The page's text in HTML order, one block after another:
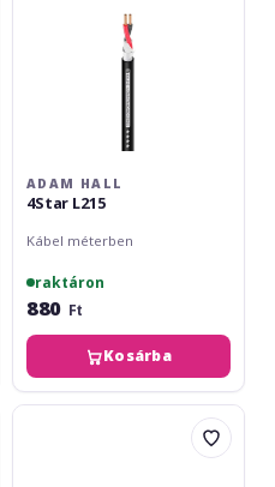
ADAM HALL
4Star L215
Kábel méterben
raktáron
880 Ft
Kosárba
Monacor